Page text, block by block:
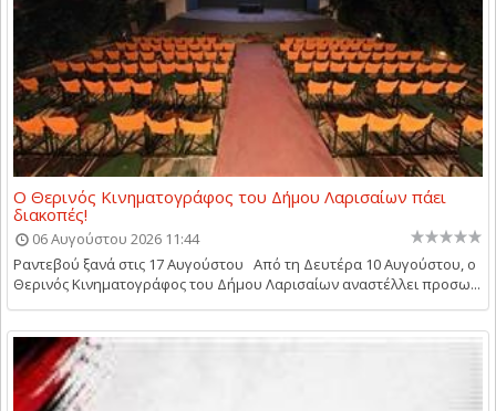
Ο Θερινός Κινηματογράφος του Δήμου Λαρισαίων πάει
διακοπές!
06 Αυγούστου 2026 11:44
Ραντεβού ξανά στις 17 Αυγούστου Από τη Δευτέρα 10 Αυγούστου, ο
Θερινός Κινηματογράφος του Δήμου Λαρισαίων αναστέλλει προσω...